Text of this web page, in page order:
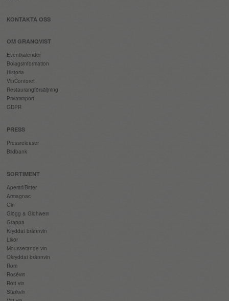
KONTAKTA OSS
OM GRANQVIST
Eventkalender
Bolagsinformation
Historia
VinContoret
Restaurangförsäljning
Privatimport
GDPR
PRESS
Pressreleaser
Bildbank
SORTIMENT
Aperitif/Bitter
Armagnac
Gin
Glögg & Glühwein
Grappa
Kryddat brännvin
Likör
Mousserande vin
Okryddat brännvin
Rom
Rosévin
Rött vin
Starkvin